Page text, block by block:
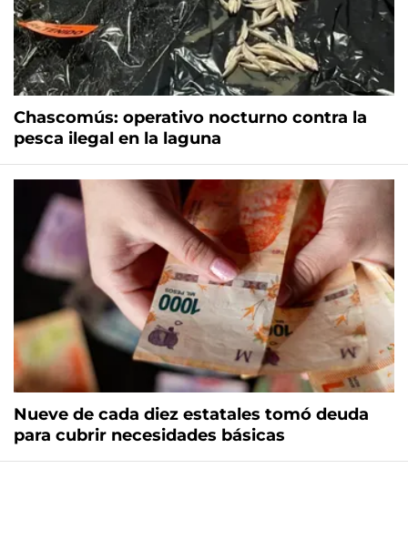
Chascomús: operativo nocturno contra la
pesca ilegal en la laguna
Nueve de cada diez estatales tomó deuda
para cubrir necesidades básicas